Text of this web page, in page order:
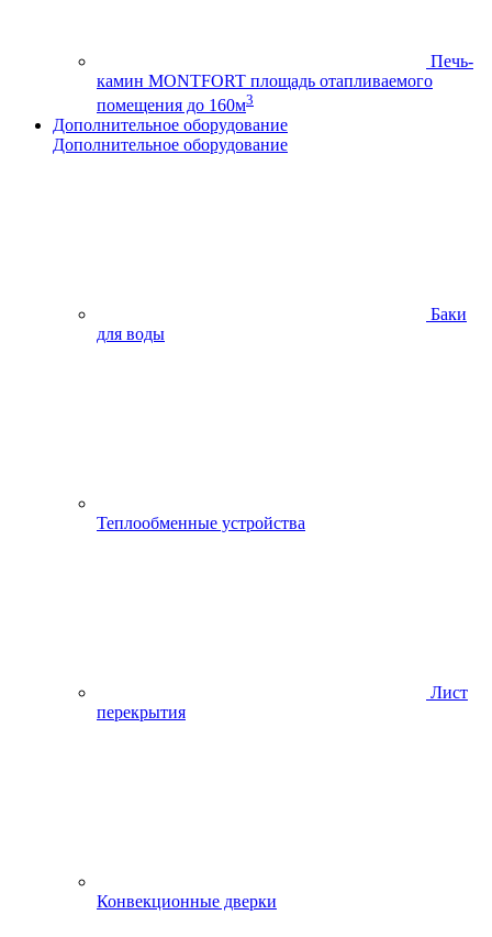
Печь-
камин MONTFORT площадь отапливаемого
помещения до 160м3
Дополнительное оборудование
Дополнительное оборудование
Баки
для воды
Теплообменные устройства
Лист
перекрытия
Конвекционные дверки